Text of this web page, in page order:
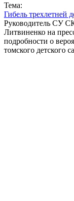
Тема:
Гибель трехлетней
Руководитель СУ
Литвиненко на
подробности о
томского детского